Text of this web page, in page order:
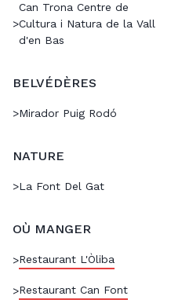
>
Can Trona Centre de
Cultura i Natura de la Vall
d'en Bas
BELVÉDÈRES
>Mirador Puig Rodó
NATURE
>La Font Del Gat
OÙ MANGER
>Restaurant L'Òliba
>Restaurant Can Font